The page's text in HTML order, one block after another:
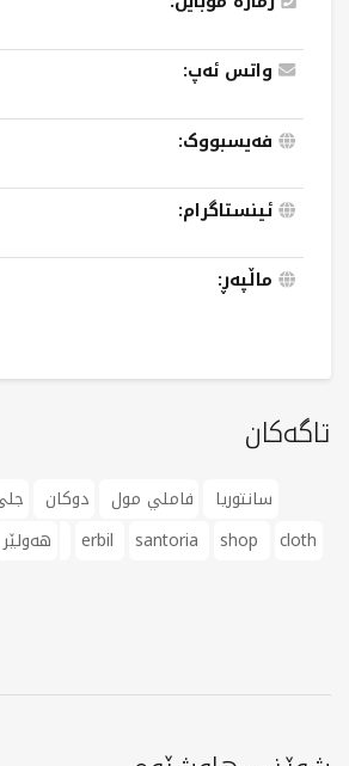
واتس ئەپ:
فەیسبووک:
ئینستاگرام:
ماڵپەڕ:
تاگەکان
سانتوریا فاملي مول دوکان
هەولێر
erbil santoria shop
cloth